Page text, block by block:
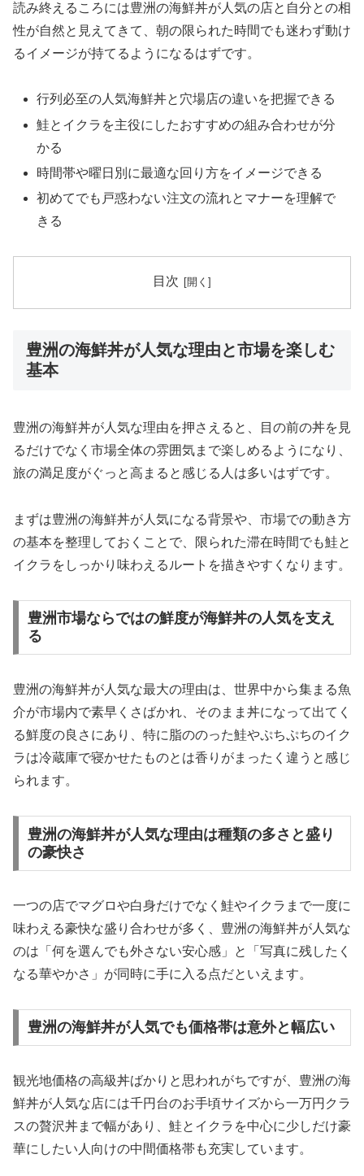
読み終えるころには豊洲の海鮮丼が人気の店と自分との相
性が自然と見えてきて、朝の限られた時間でも迷わず動け
るイメージが持てるようになるはずです。
行列必至の人気海鮮丼と穴場店の違いを把握できる
鮭とイクラを主役にしたおすすめの組み合わせが分
かる
時間帯や曜日別に最適な回り方をイメージできる
初めてでも戸惑わない注文の流れとマナーを理解で
きる
目次
豊洲の海鮮丼が人気な理由と市場を楽しむ
基本
豊洲の海鮮丼が人気な理由を押さえると、目の前の丼を見
るだけでなく市場全体の雰囲気まで楽しめるようになり、
旅の満足度がぐっと高まると感じる人は多いはずです。
まずは豊洲の海鮮丼が人気になる背景や、市場での動き方
の基本を整理しておくことで、限られた滞在時間でも鮭と
イクラをしっかり味わえるルートを描きやすくなります。
豊洲市場ならではの鮮度が海鮮丼の人気を支え
る
豊洲の海鮮丼が人気な最大の理由は、世界中から集まる魚
介が市場内で素早くさばかれ、そのまま丼になって出てく
る鮮度の良さにあり、特に脂ののった鮭やぷちぷちのイク
ラは冷蔵庫で寝かせたものとは香りがまったく違うと感じ
られます。
豊洲の海鮮丼が人気な理由は種類の多さと盛り
の豪快さ
一つの店でマグロや白身だけでなく鮭やイクラまで一度に
味わえる豪快な盛り合わせが多く、豊洲の海鮮丼が人気な
のは「何を選んでも外さない安心感」と「写真に残したく
なる華やかさ」が同時に手に入る点だといえます。
豊洲の海鮮丼が人気でも価格帯は意外と幅広い
観光地価格の高級丼ばかりと思われがちですが、豊洲の海
鮮丼が人気な店には千円台のお手頃サイズから一万円クラ
スの贅沢丼まで幅があり、鮭とイクラを中心に少しだけ豪
華にしたい人向けの中間価格帯も充実しています。